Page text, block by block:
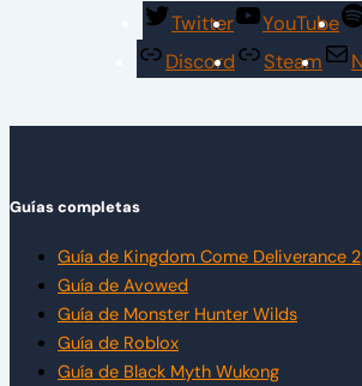
Twitter YouTube
Discord
Steam
Guías completas
Guía de Kingdom Come Deliverance 2
Guía de Avowed
Guía de Monster Hunter Wilds
Guía de Roblox
Guía de Black Myth Wukong